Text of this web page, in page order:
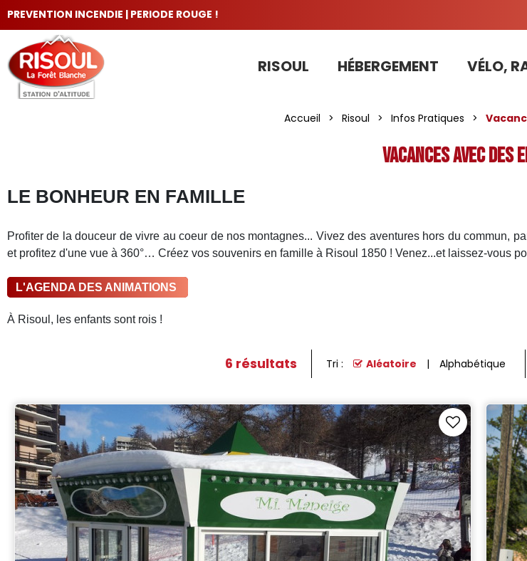
PREVENTION INCENDIE | PERIODE ROUGE !
RISOUL HÉBERGEMENT VÉLO,
Accueil > Risoul > Infos Pratiques >
Vacances avec des
LE BONHEUR EN FAMILLE
Profiter de la douceur de vivre au coeur de nos montagnes... Vivez des aventures hors du commun,
et profitez d'une vue à 360°… Créez vos souvenirs en famille à Risoul 1850 ! Venez...et laissez-vous
L'AGENDA DES ANIMATIONS
À Risoul, les enfants sont rois !
6 résultats Tri : Aléatoire Alphabétique